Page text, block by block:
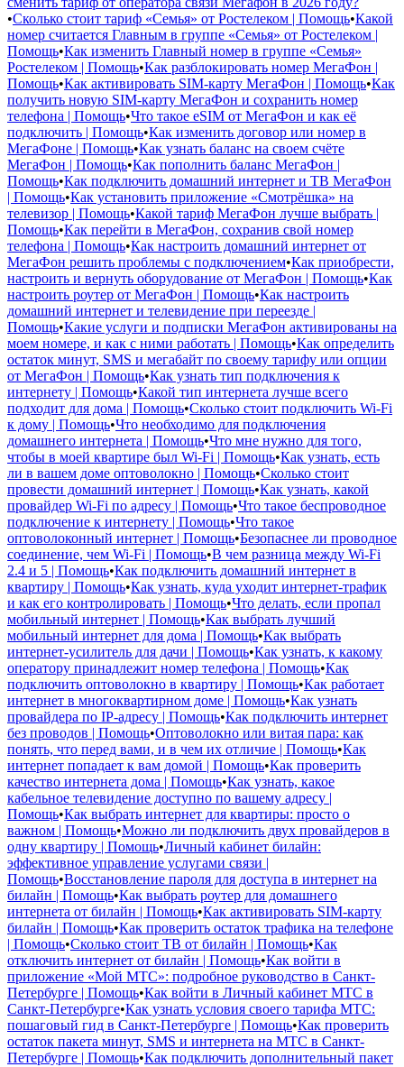
•Сколько стоит тариф «Семья» от Ростелеком | Помощь•Какой
номер считается Главным в группе «Семья» от Ростелеком |
Помощь•Как изменить Главный номер в группе «Семья»
Ростелеком | Помощь•Как разблокировать номер МегаФон |
Помощь•Как активировать SIM-карту МегаФон | Помощь•Как
получить новую SIM-карту МегаФон и сохранить номер
телефона | Помощь•Что такое eSIM от МегаФон и как её
подключить | Помощь•Как изменить договор или номер в
МегаФоне | Помощь•Как узнать баланс на своем счёте
МегаФон | Помощь•Как пополнить баланс МегаФон |
Помощь•Как подключить домашний интернет и ТВ МегаФон
| Помощь•Как установить приложение «Смотрёшка» на
телевизор | Помощь•Какой тариф МегаФон лучше выбрать |
Помощь•Как перейти в МегаФон, сохранив свой номер
телефона | Помощь•Как настроить домашний интернет от
МегаФон решить проблемы с подключением•Как приобрести,
настроить и вернуть оборудование от МегаФон | Помощь•Как
настроить роутер от МегаФон | Помощь•Как настроить
домашний интернет и телевидение при переезде |
Помощь•Какие услуги и подписки МегаФон активированы на
моем номере, и как с ними работать | Помощь•Как определить
остаток минут, SMS и мегабайт по своему тарифу или опции
от МегаФон | Помощь•Как узнать тип подключения к
интернету | Помощь•Какой тип интернета лучше всего
подходит для дома | Помощь•Сколько стоит подключить Wi-Fi
к дому | Помощь•Что необходимо для подключения
домашнего интернета | Помощь•Что мне нужно для того,
чтобы в моей квартире был Wi-Fi | Помощь•Как узнать, есть
ли в вашем доме оптоволокно | Помощь•Сколько стоит
провести домашний интернет | Помощь•Как узнать, какой
провайдер Wi-Fi по адресу | Помощь•Что такое беспроводное
подключение к интернету | Помощь•Что такое
оптоволоконный интернет | Помощь•Безопаснее ли проводное
соединение, чем Wi-Fi | Помощь•В чем разница между Wi-Fi
2.4 и 5 | Помощь•Как подключить домашний интернет в
квартиру | Помощь•Как узнать, куда уходит интернет-трафик
и как его контролировать | Помощь•Что делать, если пропал
мобильный интернет | Помощь•Как выбрать лучший
мобильный интернет для дома | Помощь•Как выбрать
интернет-усилитель для дачи | Помощь•Как узнать, к какому
оператору принадлежит номер телефона | Помощь•Как
подключить оптоволокно в квартиру | Помощь•Как работает
интернет в многоквартирном доме | Помощь•Как узнать
провайдера по IP-адресу | Помощь•Как подключить интернет
без проводов | Помощь•Оптоволокно или витая пара: как
понять, что перед вами, и в чем их отличие | Помощь•Как
интернет попадает к вам домой | Помощь•Как проверить
качество интернета дома | Помощь•Как узнать, какое
кабельное телевидение доступно по вашему адресу |
Помощь•Как выбрать интернет для квартиры: просто о
важном | Помощь•Можно ли подключить двух провайдеров в
одну квартиру | Помощь•Личный кабинет билайн:
эффективное управление услугами связи |
Помощь•Восстановление пароля для доступа в интернет на
билайн | Помощь•Как выбрать роутер для домашнего
интернета от билайн | Помощь•Как активировать SIM-карту
билайн | Помощь•Как проверить остаток трафика на телефоне
| Помощь•Сколько стоит ТВ от билайн | Помощь•Как
отключить интернет от билайн | Помощь•Как войти в
приложение «Мой МТС»: подробное руководство в Санкт-
Петербурге | Помощь•Как войти в Личный кабинет МТС в
Санкт-Петербурге•Как узнать условия своего тарифа МТС:
пошаговый гид в Санкт-Петербурге | Помощь•Как проверить
остаток пакета минут, SMS и интернета на МТС в Санкт-
Петербурге | Помощь•Как подключить дополнительный пакет